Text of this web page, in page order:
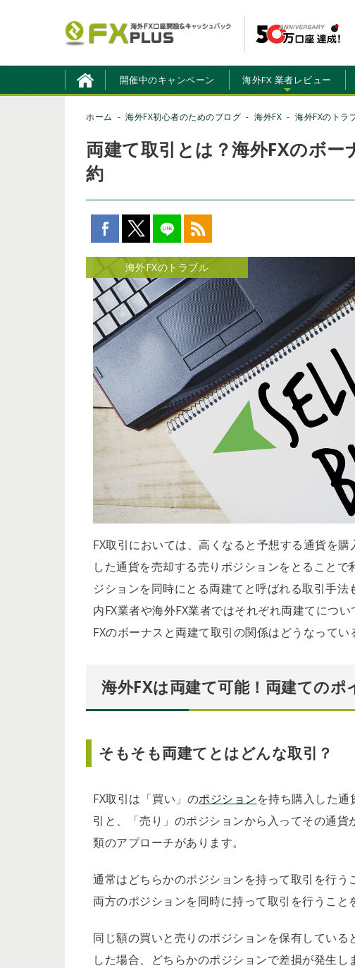
開催中のキャンペーン 海外FX 業者レビュー
ホーム 海外FX初心者のためのブログ 海外FX 海外FXのトラ
両建て取引とは？海外FXのボ
約
海外FXのトラブル
FX取引においては、高くなると予想する通貨を
した通貨を売却する売りポジションをとること
ジションを同時にとる両建てと呼ばれる取引手
内FX業者や海外FX業者ではそれぞれ両建てにつ
FXのボーナスと両建て取引の関係はどうなってい
海外FXは両建て可能！両建てのポ
そもそも両建てとはどんな取引？
FX取引は「買い」のポジションを持ち購入した
引と、「売り」のポジションから入ってその通
類のアプローチがあります。
通常はどちらかのポジションを持って取引を行
両方のポジションを同時に持って取引を行うこと
同じ額の買いと売りのポジションを保有してい
した場合、どちらかのポジションで差損が発生